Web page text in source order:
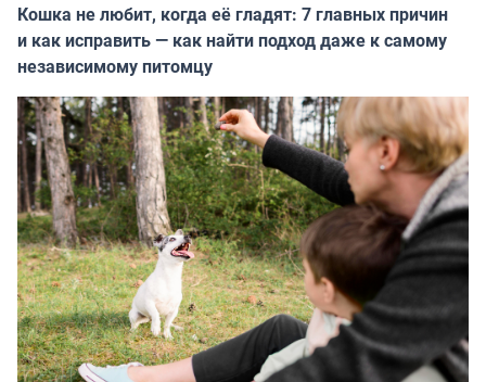
Кошка не любит, когда её гладят: 7 главных причин
и как исправить — как найти подход даже к самому
независимому питомцу